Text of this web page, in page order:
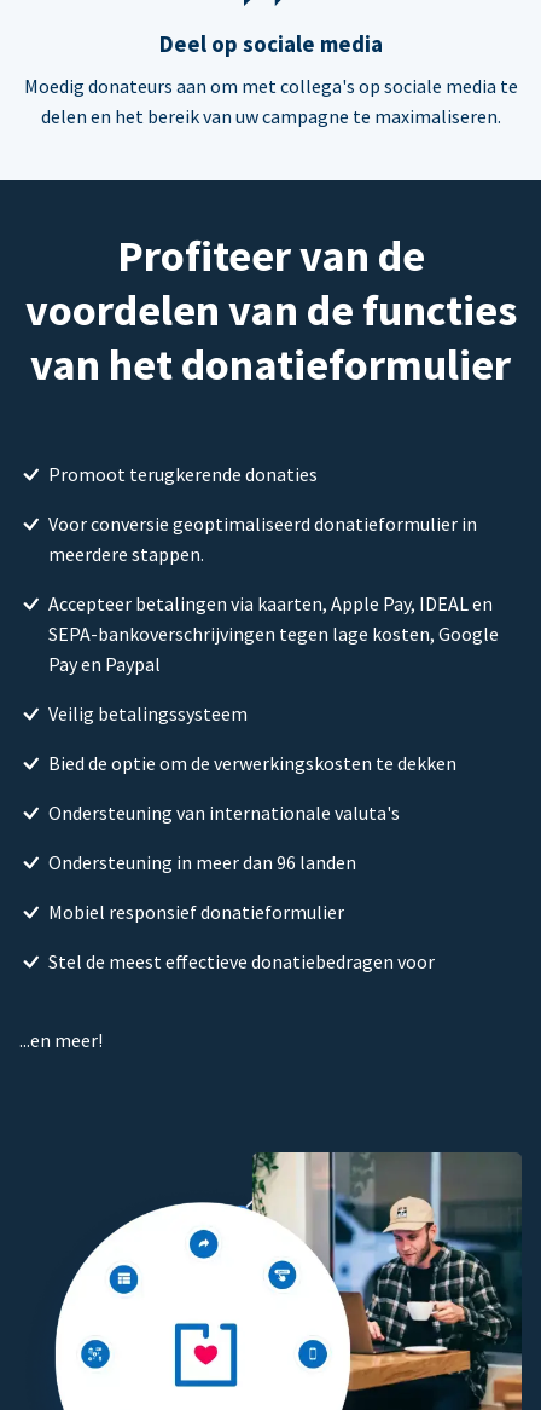
Deel op sociale media
Moedig donateurs aan om met collega's op sociale media te
delen en het bereik van uw campagne te maximaliseren.
Profiteer van de
voordelen van de functies
van het donatieformulier
Promoot terugkerende donaties
Voor conversie geoptimaliseerd donatieformulier in
meerdere stappen.
Accepteer betalingen via kaarten, Apple Pay, IDEAL en
SEPA-bankoverschrijvingen tegen lage kosten, Google
Pay en Paypal
Veilig betalingssysteem
Bied de optie om de verwerkingskosten te dekken
Ondersteuning van internationale valuta's
Ondersteuning in meer dan 96 landen
Mobiel responsief donatieformulier
Stel de meest effectieve donatiebedragen voor
...en meer!